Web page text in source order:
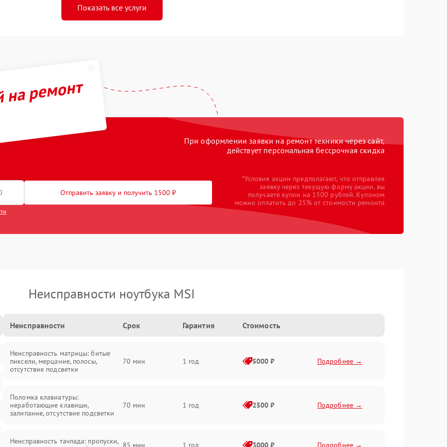
Показать все услуги
ремонт
При оформлении заявки на ремонт техники через сайт,
действует персональная бессрочная скидка
Отправить заявку и получить 1500 ₽
*Условия акции предполагают, что отправляя
заявку через текущую форму акции, вы
получаете купон на 1500 рублей. Купоном
можно оплатить до 25% от стоимости ремонта
Неисправности ноутбука MSI
Неисправности Срок Гарантия Стоимость
Неисправность матрицы: битые
пиксели, мерцание, полосы,
отсутствие подсветки
70 мин 1 год 5000 ₽ Подробнее →
Поломка клавиатуры:
неработающие клавиши,
залипание, отсутствие подсветки
70 мин 1 год 2500 ₽ Подробнее →
Неисправность тачпада: пропуски, 85 мин 1 год 3000 ₽ Подробнее →